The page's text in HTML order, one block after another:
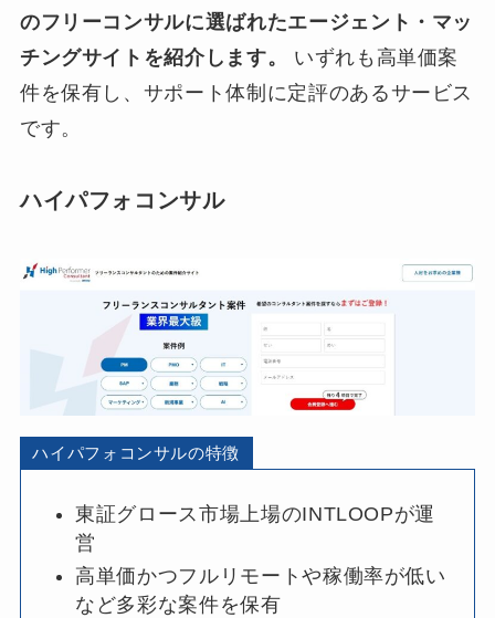
のフリーコンサルに選ばれたエージェント・マッ
チングサイトを紹介します。
いずれも高単価案
件を保有し、サポート体制に定評のあるサービス
です。
ハイパフォコンサル
ハイパフォコンサルの特徴
東証グロース市場上場の​INTLOOPが運
営
高単価かつフルリモートや稼働率が低い
など多彩な案件を保有